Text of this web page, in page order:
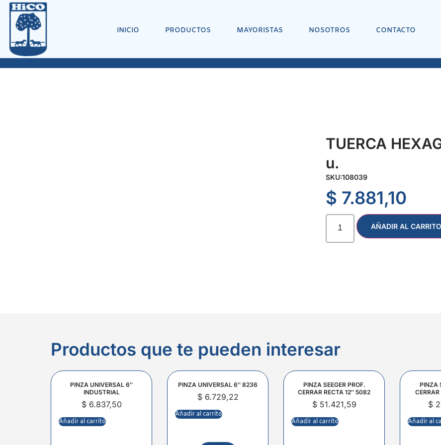
INICIO PRODUCTOS MAYORISTAS NOSOTROS CONTACTO
TUERCA
u.
SKU:108039
$ 7.881,10
AÑADIR AL CARRITO
Productos que te pueden interesar
PINZA UNIVERSAL 6″
INDUSTRIAL
$6.837,50
Añadir al carrito
PINZA UNIVERSAL 6″ 8236
$6.729,22
Añadir al carrito
PINZA SEEGER PROF.
CERRAR RECTA 12″ 5082
$51.421,59
Añadir al carrito
PINZA
$
Añadir al